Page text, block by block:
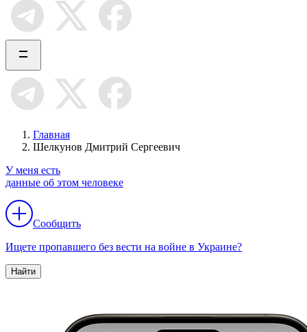
Главная
Шелкунов Дмитрий Сергеевич
У меня есть
данные об этом человеке
Сообщить
Ищете пропавшего без вести на войне в Украине?
Найти